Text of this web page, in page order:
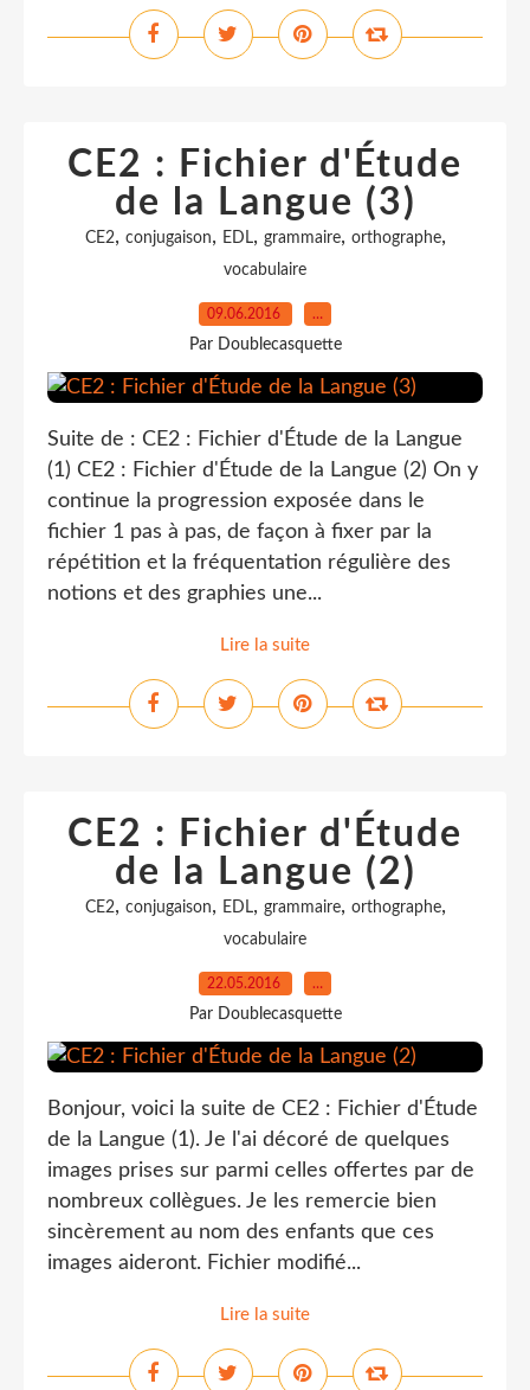
CE2 : Fichier d'Étude
de la Langue (3)
CE2, conjugaison, EDL, grammaire, orthographe,
vocabulaire
09.06.2016 …
Par Doublecasquette
Suite de : CE2 : Fichier d'Étude de la Langue
(1) CE2 : Fichier d'Étude de la Langue (2) On y
continue la progression exposée dans le
fichier 1 pas à pas, de façon à fixer par la
répétition et la fréquentation régulière des
notions et des graphies une...
Lire la suite
CE2 : Fichier d'Étude
de la Langue (2)
CE2, conjugaison, EDL, grammaire, orthographe,
vocabulaire
22.05.2016 …
Par Doublecasquette
Bonjour, voici la suite de CE2 : Fichier d'Étude
de la Langue (1). Je l'ai décoré de quelques
images prises sur parmi celles offertes par de
nombreux collègues. Je les remercie bien
sincèrement au nom des enfants que ces
images aideront. Fichier modifié...
Lire la suite